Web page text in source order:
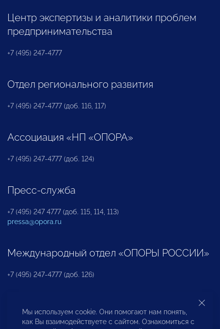
Центр экспертизы и аналитики проблем
предпринимательства
+7 (495) 247-4777
Отдел регионального развития
+7 (495) 247-4777 (доб. 116, 117)
Ассоциация «НП «ОПОРА»
+7 (495) 247-4777 (доб. 124)
Пресс-служба
+7 (495) 247 4777 (доб. 115, 114, 113)
pressa@opora.ru
Международный отдел «ОПОРЫ РОССИИ»
+7 (495) 247-4777 (доб. 126)
Бюро по защите прав предпринимателей и
инвесторов
Мы используем cookie. Они помогают нам понять,
как Вы взаимодействуете с сайтом. Ознакомиться с